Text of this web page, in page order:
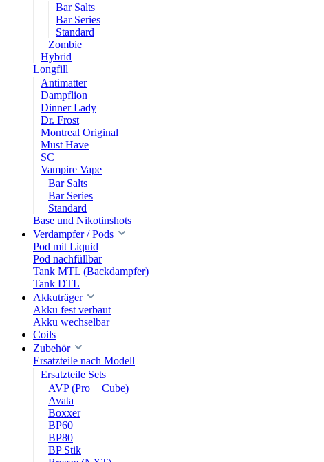
Bar Salts
Bar Series
Standard
Zombie
Hybrid
Longfill
Antimatter
Dampflion
Dinner Lady
Dr. Frost
Montreal Original
Must Have
SC
Vampire Vape
Bar Salts
Bar Series
Standard
Base und Nikotinshots
Verdampfer / Pods
Pod mit Liquid
Pod nachfüllbar
Tank MTL (Backdampfer)
Tank DTL
Akkuträger
Akku fest verbaut
Akku wechselbar
Coils
Zubehör
Ersatzteile nach Modell
Ersatzteile Sets
AVP (Pro + Cube)
Avata
Boxxer
BP60
BP80
BP Stik